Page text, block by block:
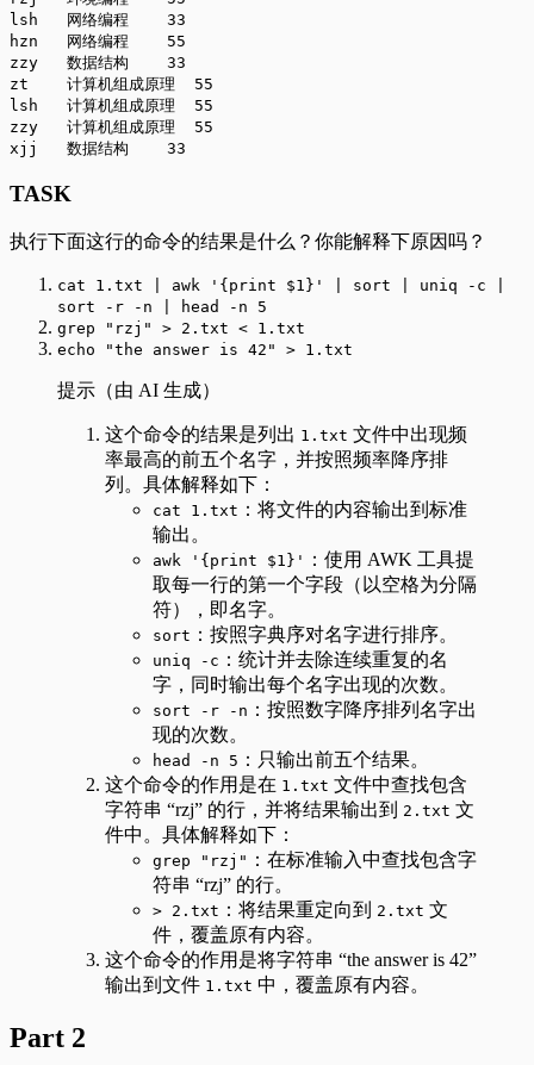
lsh   网络编程    33
hzn   网络编程    55
zzy   数据结构    33
zt    计算机组成原理  55
lsh   计算机组成原理  55
zzy   计算机组成原理  55
xjj   数据结构    33
TASK
执行下面这行的命令的结果是什么？你能解释下原因吗？
cat 1.txt | awk '{print $1}' | sort | uniq -c |
sort -r -n | head -n 5
grep "rzj" > 2.txt < 1.txt
echo "the answer is 42" > 1.txt
提示（由 AI 生成）
这个命令的结果是列出 1.txt 文件中出现频
率最高的前五个名字，并按照频率降序排
列。具体解释如下：
cat 1.txt ：将文件的内容输出到标准
输出。
awk '{print $1}'
：使用 AWK 工具提
取每一行的第一个字段（以空格为分隔
符），即名字。
sort ：按照字典序对名字进行排序。
uniq -c ：统计并去除连续重复的名
字，同时输出每个名字出现的次数。
sort -r -n ：按照数字降序排列名字出
现的次数。
head -n 5 ：只输出前五个结果。
这个命令的作用是在 1.txt 文件中查找包含
字符串 “rzj” 的行，并将结果输出到 2.txt 文
件中。具体解释如下：
grep "rzj" ：在标准输入中查找包含字
符串 “rzj” 的行。
> 2.txt ：将结果重定向到 2.txt 文
件，覆盖原有内容。
这个命令的作用是将字符串 “the answer is 42”
输出到文件 1.txt 中，覆盖原有内容。
Part 2